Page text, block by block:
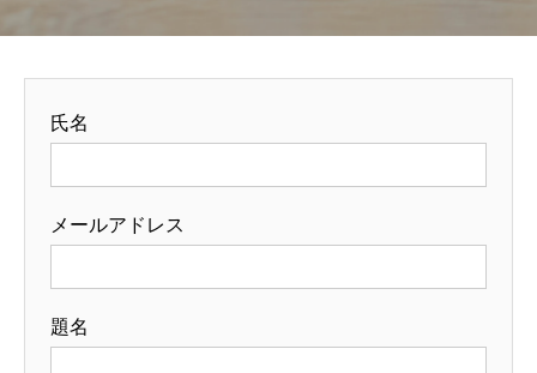
氏名
メールアドレス
題名